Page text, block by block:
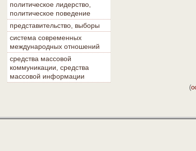
политическое лидерство,
политическое поведение
представительство, выборы
система современных
международных отношений
средства массовой
коммуникации, средства
массовой информации
(